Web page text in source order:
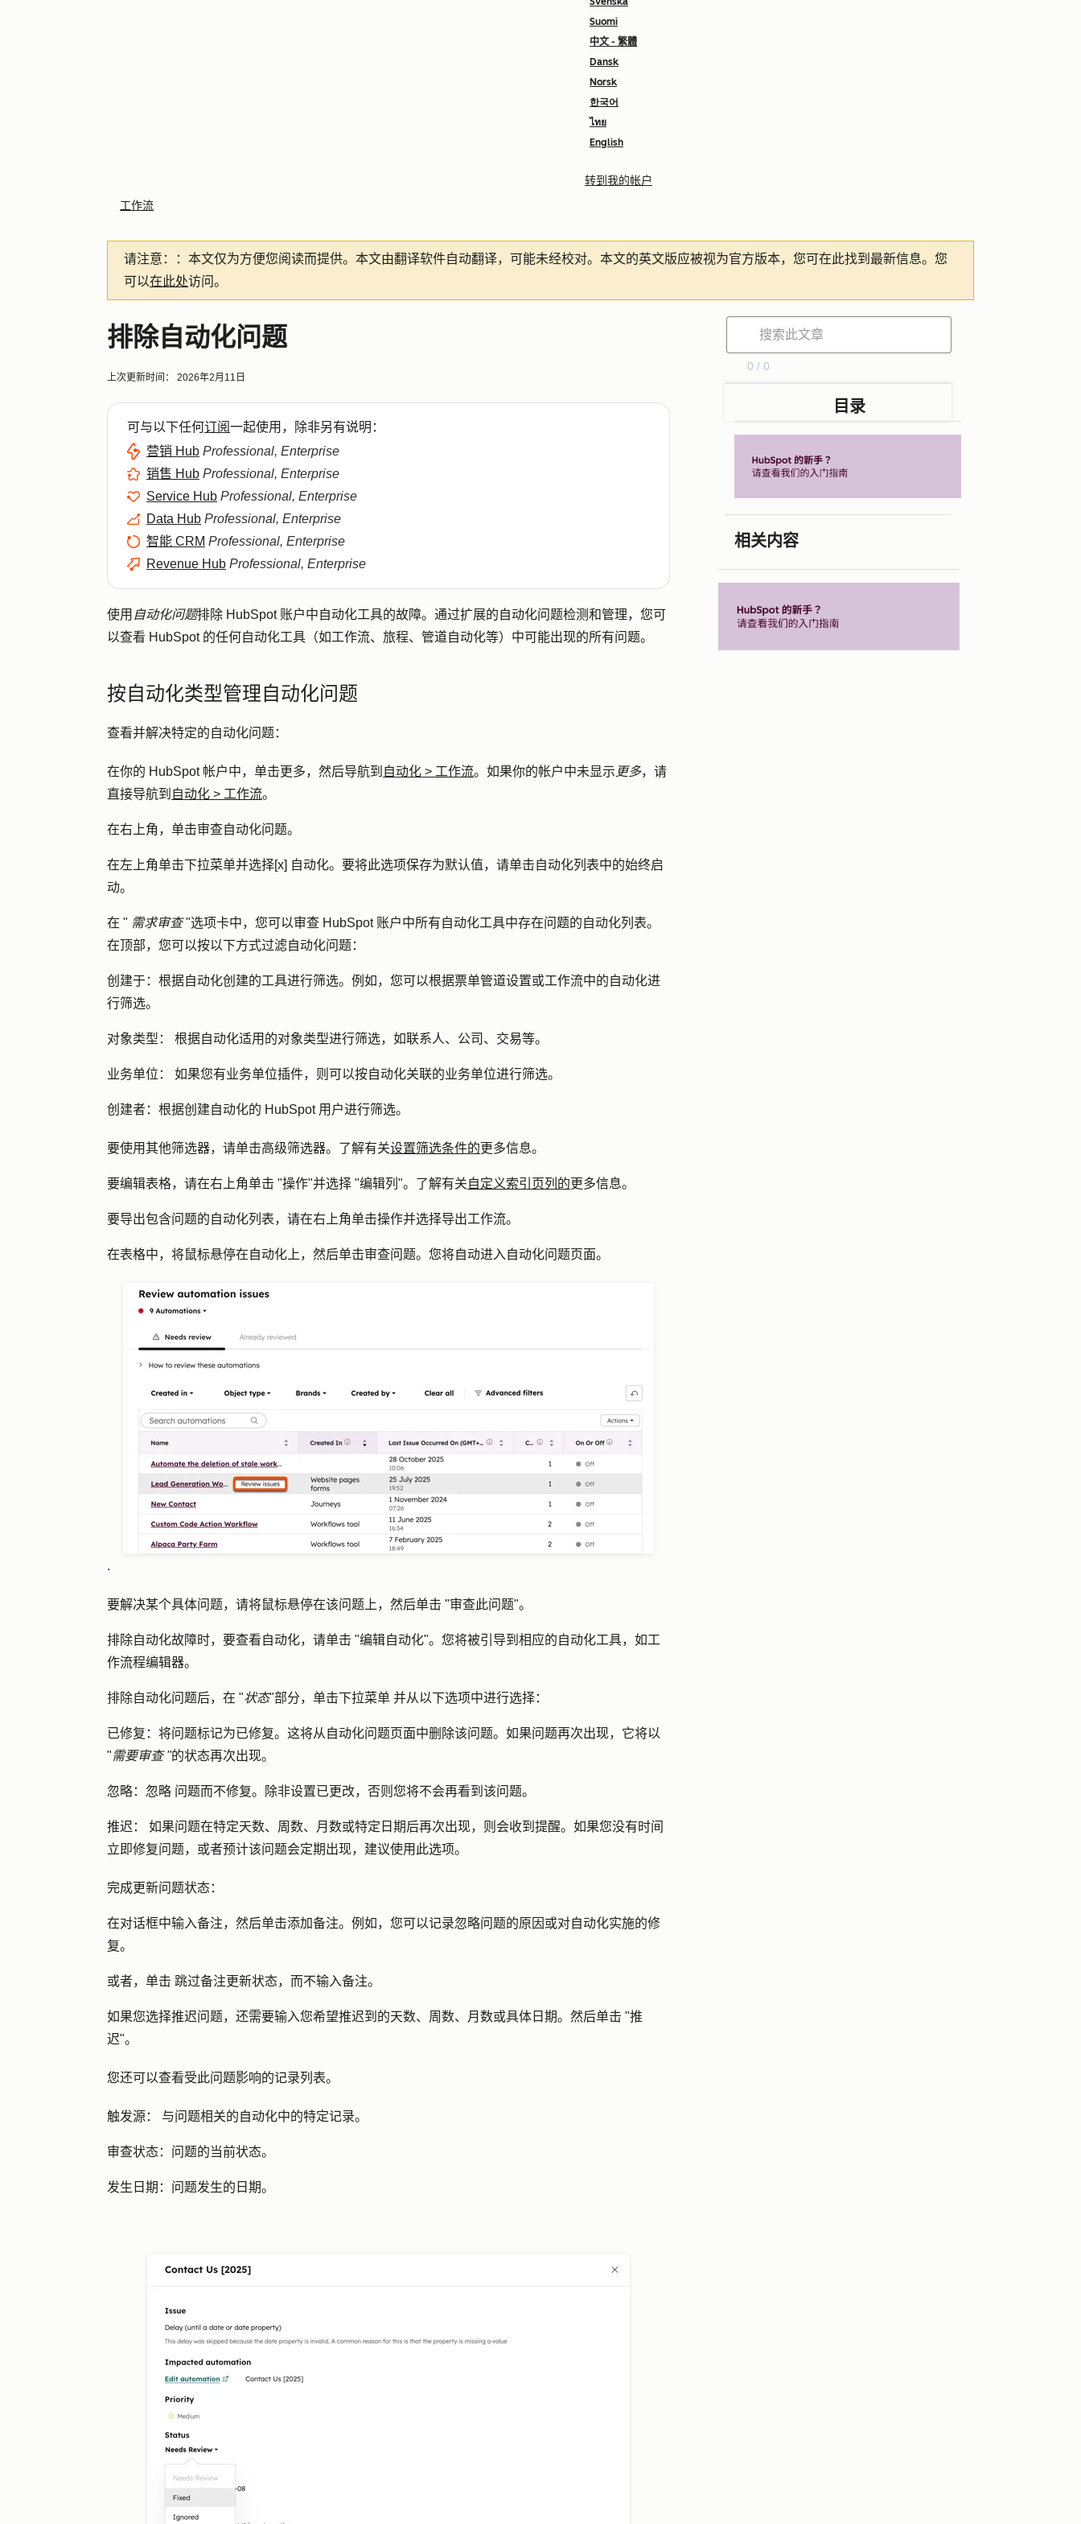
Suomi
中文 - 繁體
Dansk
Norsk
한국어
ไทย
English
转到我的帐户
工作流
请注意： ：本文仅为方便您阅读而提供。 本文由翻译软件自动翻译，可能未经校对。本文的英文版应被视为官方版本，您可在此找到最新信息。您
可以在此处访问。
排除自动化问题
上次更新时间： 2026年2月11日
可与以下任何订阅一起使用，除非另有说明：
营销 Hub Professional, Enterprise
销售 Hub Professional, Enterprise
Service Hub Professional, Enterprise
Data Hub Professional, Enterprise
智能 CRM Professional, Enterprise
Revenue Hub Professional, Enterprise
使用 自动化问题排除 HubSpot 账户中自动化工具的故障。通过扩展的自动化问题检测和管理，您可
以查看 HubSpot 的任何自动化工具（如工作流、旅程、管道自动化等）中可能出现的所有问题。
按自动化类型管理自动化问题
查看并解决特定的自动化问题：
在你的 HubSpot 帐户中，单击更多，然后导航到 自动化 > 工作流。如果你的帐户中未显示 更多，请
直接导航到 自动化 > 工作流。
在右上角，单击审查自动化问题。
在左上角单击下拉菜单并选择[x] 自动化。要将此选项保存为默认值，请单击自动化列表中的始终启
动。
在 " 需求审查"选项卡中，您可以审查 HubSpot 账户中所有自动化工具中存在问题的自动化列表。
在顶部，您可以按以下方式过滤自动化问题：
创建于： 根据自动化创建的工具进行筛选。例如，您可以根据票单管道设置或工作流中的自动化进
行筛选。
对象类型： 根据自动化适用的对象类型进行筛选，如联系人、公司、交易等。
业务单位： 如果您有业务单位插件，则可以按自动化关联的业务单位进行筛选。
创建者： 根据创建自动化的 HubSpot 用户进行筛选。
要使用其他筛选器，请单击高级筛选器。了解有关设置筛选条件的更多信息。
要编辑表格，请在右上角单击 "操作"并选择 "编辑列 "。了解有关自定义索引页列的更多信息。
要导出包含问题的自动化列表，请在右上角单击操作并选择导出工作流。
在表格中，将鼠标悬停在自动化上，然后单击审查问题。您将自动进入自动化问题页面。
.
要解决某个具体问题，请将鼠标悬停在该问题上，然后单击 "审查此问题"。
排除自动化故障时，要查看自动化，请单击 "编辑自动化"。您将被引导到相应的自动化工具，如工
作流程编辑器。
排除自动化问题后，在 "状态"部分，单击下拉菜单 并从以下选项中进行选择：
已修复： 将问题标记为已修复。这将从自动化问题页面中删除该问题。如果问题再次出现，它将以
"需要审查 "的状态再次出现。
忽略：忽略 问题而不修复。除非设置已更改，否则您将不会再看到该问题。
推迟： 如果问题在特定天数、周数、月数或特定日期后再次出现，则会收到提醒。如果您没有时间
立即修复问题，或者预计该问题会定期出现，建议使用此选项。
完成更新问题状态：
在对话框中输入备注，然后单击添加备注。例如，您可以记录忽略问题的原因或对自动化实施的修
复。
或者，单击 跳过备注更新状态，而不输入备注。
如果您选择推迟问题，还需要输入您希望推迟到的天数、周数、月数或具体日期。然后单击 "推
迟"。
您还可以查看受此问题影响的记录列表。
触发源： 与问题相关的自动化中的特定记录。
审查状态： 问题的当前状态。
发生日期： 问题发生的日期。
0 / 0
目录
相关内容